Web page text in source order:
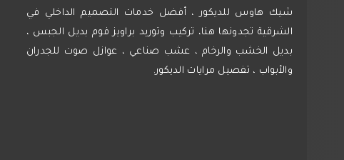
شيك هاوس للديكور ، أفضل خدمات التصميم الداخلي في
الشرقية تجدونها هنا، تركيب وتوريد براويز فوم بديل الجبس ،
بديل الخشب والرخام ، عشب صناعي ، عوازل صوت للجدران
والأبواب ، تفصيل مرايات الديكور.